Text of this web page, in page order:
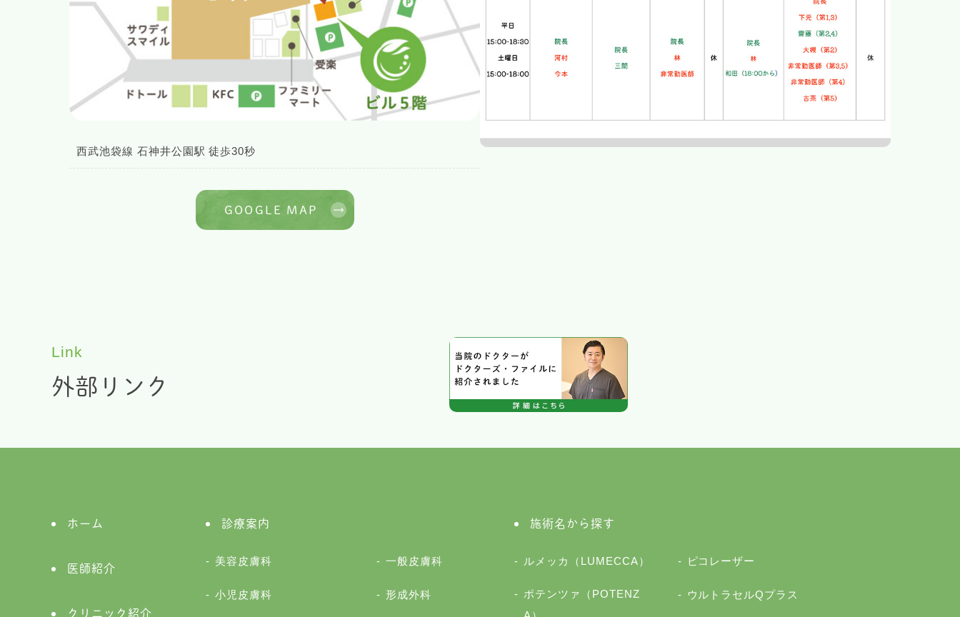
西武池袋線 石神井公園駅 徒歩30秒
GOOGLE MAP
Link
外部リンク
ホーム
医師紹介
クリニック紹介
診療案内
美容皮膚科 一般皮膚科
小児皮膚科 形成外科
施術名から探す
ルメッカ（LUMECCA） ピコレーザー
ポテンツァ（POTENZ
ウルトラセルQプラス